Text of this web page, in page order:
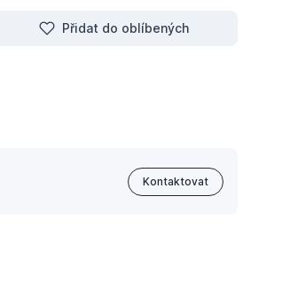
Přidat do oblíbených
Kontaktovat